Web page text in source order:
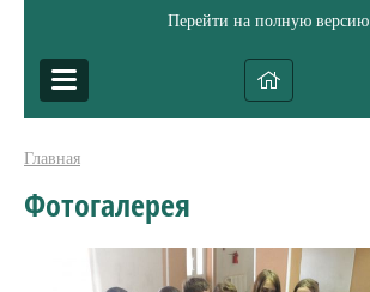
Перейти на полную версию
Главная
Фотогалерея